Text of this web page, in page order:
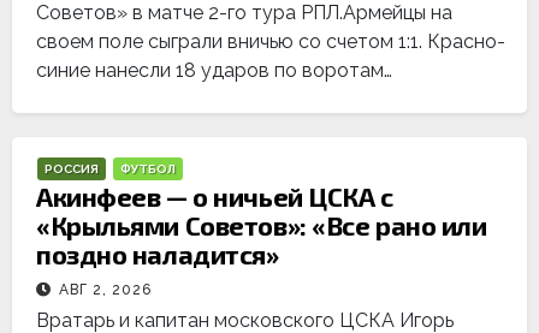
Советов» в матче 2-го тура РПЛ.Армейцы на
своем поле сыграли вничью со счетом 1:1. Красно-
синие нанесли 18 ударов по воротам…
РОССИЯ ФУТБОЛ
Акинфеев — о ничьей ЦСКА с
«Крыльями Советов»: «Все рано или
поздно наладится»
АВГ 2, 2026
Вратарь и капитан московского ЦСКА Игорь